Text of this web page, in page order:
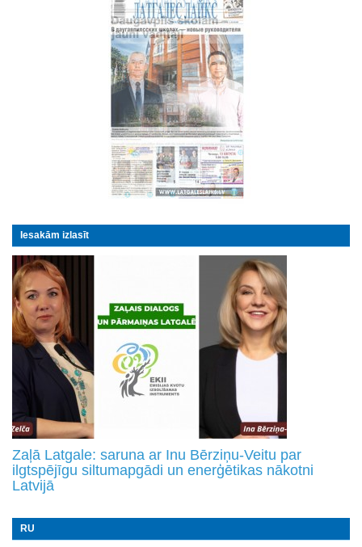
Iesakām izlasīt
Zaļā Latgale: saruna ar Inu Bērziņu-Veitu par
ilgtspējīgu siltumapgādi un enerģētikas nākotni
Latvijā
RU